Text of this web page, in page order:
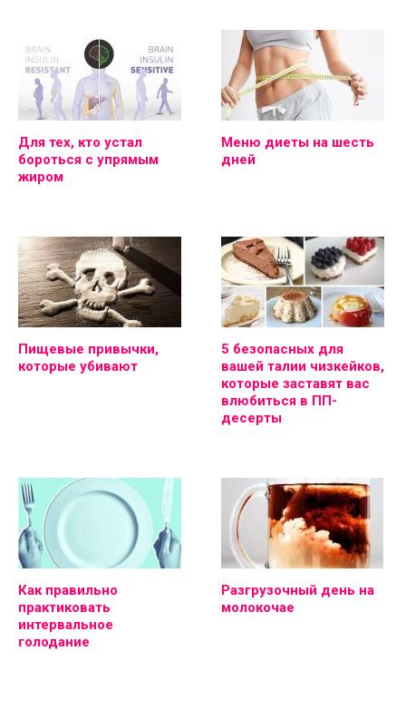
Для тех, кто устал
бороться с упрямым
жиром
Меню диеты на шесть
дней
Пищевые привычки,
которые убивают
5 безопасных для
вашей талии чизкейков,
которые заставят вас
влюбиться в ПП-
десерты
Как правильно
практиковать
интервальное
голодание
Разгрузочный день на
молокочае